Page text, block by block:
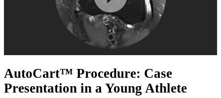
Play
Video
AutoCart™ Procedure: Case
Presentation in a Young Athlete